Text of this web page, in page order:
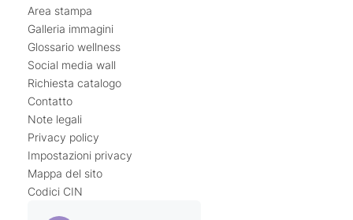
Area stampa
Galleria immagini
Glossario wellness
Social media wall
Richiesta catalogo
Contatto
Note legali
Privacy policy
Impostazioni privacy
Mappa del sito
Codici CIN